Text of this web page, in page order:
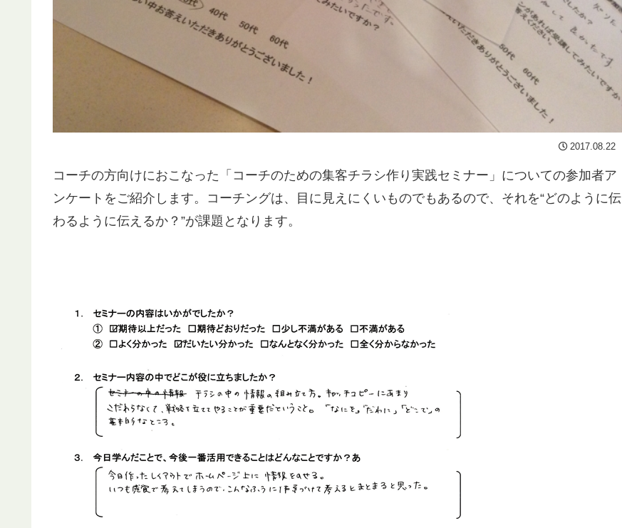
2017.08.22
コーチの方向けにおこなった「コーチのための集客チラシ作り実践セミナー」についての参加者ア
ンケートをご紹介します。コーチングは、目に見えにくいものでもあるので、それを“どのように伝
わるように伝えるか？”が課題となります。